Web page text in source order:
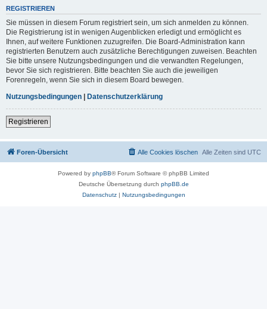
REGISTRIEREN
Sie müssen in diesem Forum registriert sein, um sich anmelden zu können.
Die Registrierung ist in wenigen Augenblicken erledigt und ermöglicht es
Ihnen, auf weitere Funktionen zuzugreifen. Die Board-Administration kann
registrierten Benutzern auch zusätzliche Berechtigungen zuweisen. Beachten
Sie bitte unsere Nutzungsbedingungen und die verwandten Regelungen,
bevor Sie sich registrieren. Bitte beachten Sie auch die jeweiligen
Forenregeln, wenn Sie sich in diesem Board bewegen.
Nutzungsbedingungen | Datenschutzerklärung
Registrieren
Foren-Übersicht Alle Zeiten sind UTC
Alle Cookies löschen
Powered by phpBB® Forum Software © phpBB Limited
Deutsche Übersetzung durch phpBB.de
Datenschutz| Nutzungsbedingungen